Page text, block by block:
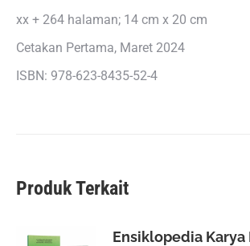
xx + 264 halaman; 14 cm x 20 cm
Cetakan Pertama, Maret 2024
ISBN: 978-623-8435-52-4
Produk Terkait
Ensiklopedia Karya